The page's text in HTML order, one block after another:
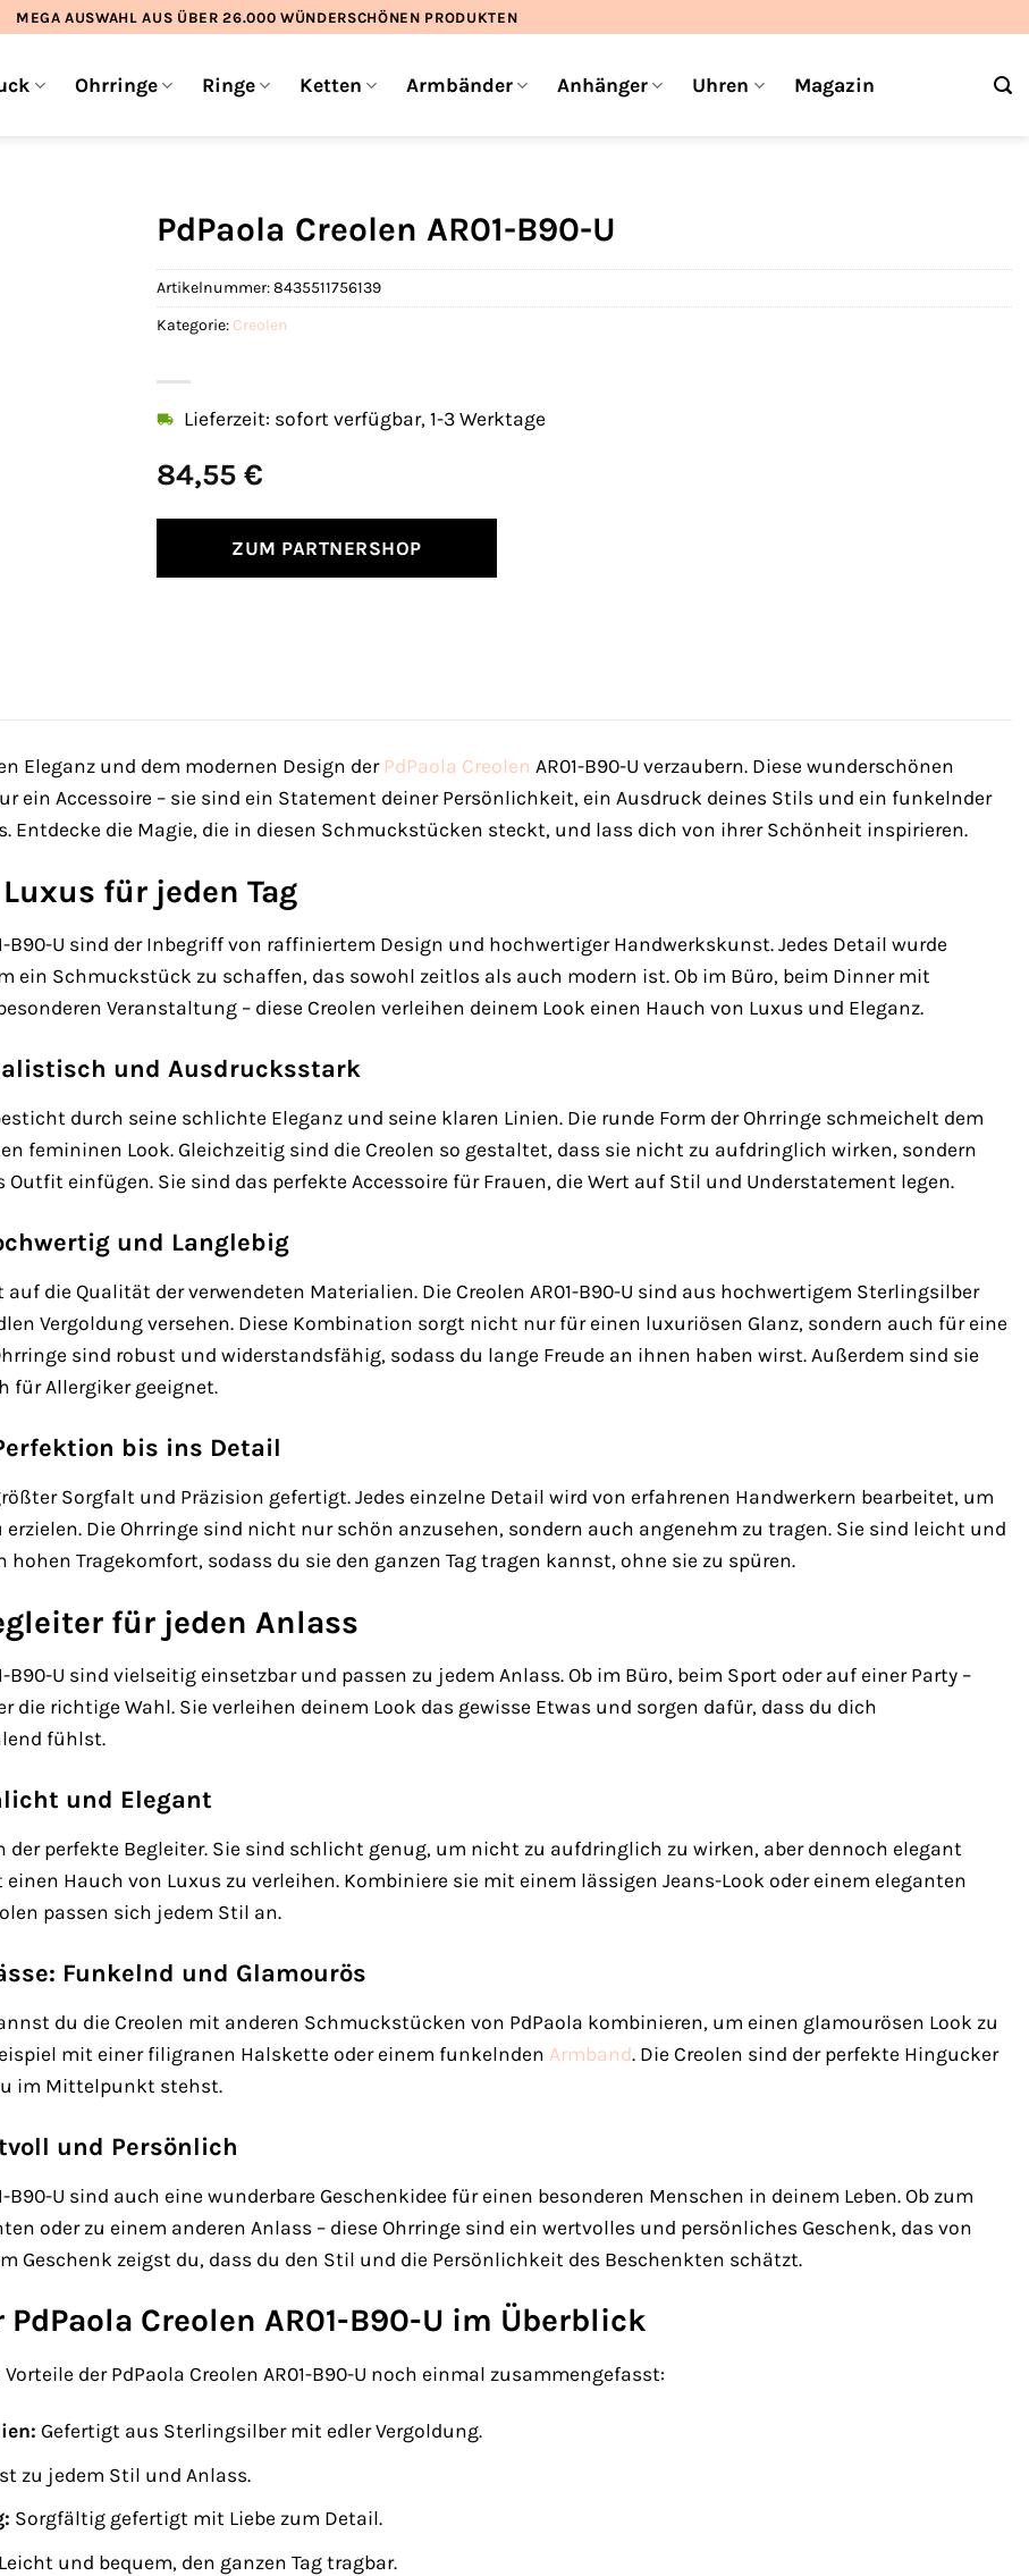
MEGA AUSWAHL AUS ÜBER 26.000 WÜNDERSCHÖNEN PRODUKTEN
Ohrringe Ringe Ketten Armbänder Anhänger Uhren Magazin
PdPaola Creolen AR01-B90-U
84,55 €
Lieferzeit: sofort verfügbar, 1-3 Werktage
ZUM PARTNERSHOP
Artikelnummer:8435511756139
Kategorie: Creolen
Eleganz und dem modernen Design der PdPaola Creolen AR01-B90-U verzaubern. Diese wunderschönen
ein Accessoire – sie sind ein Statement deiner Persönlichkeit, ein Ausdruck deines Stils und ein funkelnder
Entdecke die Magie, die in diesen Schmuckstücken steckt, und lass dich von ihrer Schönheit inspirieren.
für jeden Tag
B90-U sind der Inbegriff von raffiniertem Design und hochwertiger Handwerkskunst. Jedes Detail wurde
ein Schmuckstück zu schaffen, das sowohl zeitlos als auch modern ist. Ob im Büro, beim Dinner mit
Veranstaltung – diese Creolen verleihen deinem Look einen Hauch von Luxus und Eleganz.
und Ausdrucksstark
durch seine schlichte Eleganz und seine klaren Linien. Die runde Form der Ohrringe schmeichelt dem
femininen Look. Gleichzeitig sind die Creolen so gestaltet, dass sie nicht zu aufdringlich wirken, sondern
einfügen. Sie sind das perfekte Accessoire für Frauen, die Wert auf Stil und Understatement legen.
und Langlebig
auf die Qualität der verwendeten Materialien. Die Creolen AR01-B90-U sind aus hochwertigem Sterlingsilber
Vergoldung versehen. Diese Kombination sorgt nicht nur für einen luxuriösen Glanz, sondern auch für eine
sind robust und widerstandsfähig, sodass du lange Freude an ihnen haben wirst. Außerdem sind sie
für Allergiker geeignet.
bis ins Detail
Sorgfalt und Präzision gefertigt. Jedes einzelne Detail wird von erfahrenen Handwerkern bearbeitet, um
erzielen. Die Ohrringe sind nicht nur schön anzusehen, sondern auch angenehm zu tragen. Sie sind leicht und
hohen Tragekomfort, sodass du sie den ganzen Tag tragen kannst, ohne sie zu spüren.
für jeden Anlass
B90-U sind vielseitig einsetzbar und passen zu jedem Anlass. Ob im Büro, beim Sport oder auf einer Party –
die richtige Wahl. Sie verleihen deinem Look das gewisse Etwas und sorgen dafür, dass du dich
fühlst.
und Elegant
der perfekte Begleiter. Sie sind schlicht genug, um nicht zu aufdringlich zu wirken, aber dennoch elegant
Hauch von Luxus zu verleihen. Kombiniere sie mit einem lässigen Jeans-Look oder einem eleganten
passen sich jedem Stil an.
Funkelnd und Glamourös
du die Creolen mit anderen Schmuckstücken von PdPaola kombinieren, um einen glamourösen Look zu
mit einer filigranen Halskette oder einem funkelnden Armband. Die Creolen sind der perfekte Hingucker
im Mittelpunkt stehst.
und Persönlich
B90-U sind auch eine wunderbare Geschenkidee für einen besonderen Menschen in deinem Leben. Ob zum
oder zu einem anderen Anlass – diese Ohrringe sind ein wertvolles und persönliches Geschenk, das von
Geschenk zeigst du, dass du den Stil und die Persönlichkeit des Beschenkten schätzt.
PdPaola Creolen AR01-B90-U im Überblick
der PdPaola Creolen AR01-B90-U noch einmal zusammengefasst:
Gefertigt aus Sterlingsilber mit edler Vergoldung.
zu jedem Stil und Anlass.
Sorgfältig gefertigt mit Liebe zum Detail.
Leicht und bequem, den ganzen Tag tragbar.